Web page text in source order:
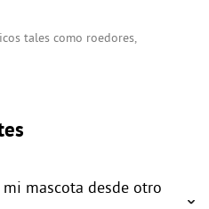
tales como roedores,
mascota desde otro